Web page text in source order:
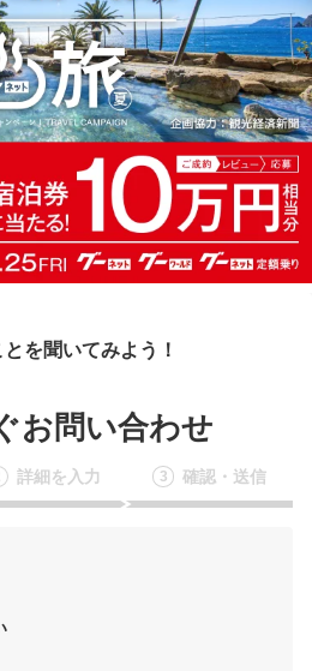
を聞いてみよう！
お問い合わせ
詳細を入力 3 確認・送信